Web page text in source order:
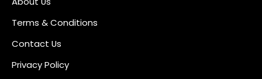
Terms & Conditions
Contact Us
Privacy Policy